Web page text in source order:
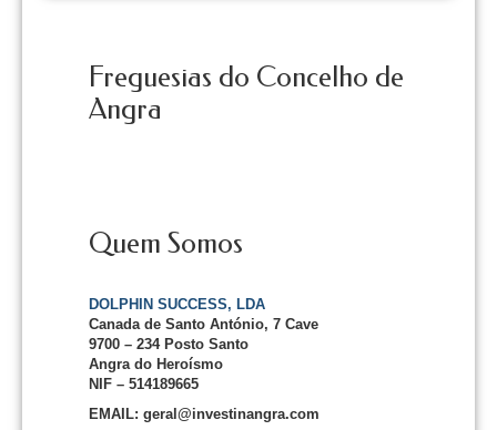
Freguesias do Concelho de
Angra
Quem Somos
DOLPHIN SUCCESS, LDA
Canada de Santo António, 7 Cave
9700 – 234 Posto Santo
Angra do Heroísmo
NIF – 514189665
EMAIL: geral@investinangra.com